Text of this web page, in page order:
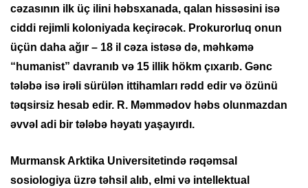
cəzasının ilk üç ilini həbsxanada, qalan hissəsini isə
ciddi rejimli koloniyada keçirəcək. Prokurorluq onun
üçün daha ağır – 18 il cəza istəsə də, məhkəmə
“humanist” davranıb və 15 illik hökm çıxarıb. Gənc
tələbə isə irəli sürülən ittihamları rədd edir və özünü
təqsirsiz hesab edir. R. Məmmədov həbs olunmazdan
əvvəl adi bir tələbə həyatı yaşayırdı.
Murmansk Arktika Universitetində rəqəmsal
sosiologiya üzrə təhsil alıb, elmi və intellektual